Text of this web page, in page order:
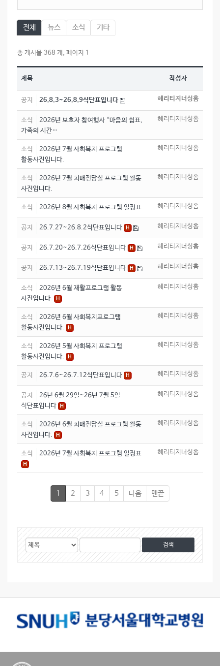
전체 뉴스 소식 기타
총 게시물 368 개, 페이지 1
제목 작성자
공지 26.8.3~26.8.9식단표입니다 헤리티지너싱홈
소식
2026년 보호자 참여행사 “마음의 쉼표,
가족의 시간…
헤리티지너싱홈
소식
2026년 7월 사회복지 프로그램
활동사진입니다.
헤리티지너싱홈
소식
2026년 7월 치매전담실 프로그램 활동
사진입니다.
헤리티지너싱홈
소식 2026년 8월 사회복지 프로그램 일정표 헤리티지너싱홈
공지 26.7.27~26.8.2식단표입니다 H 헤리티지너싱홈
공지 26.7.20~26.7.26식단표입니다 H 헤리티지너싱홈
공지 26.7.13~26.7.19식단표입니다 H 헤리티지너싱홈
소식
2026년 6월 재활프로그램 활동
사진입니다.
H
헤리티지너싱홈
소식
2026년 6월 사회복지프로그램
활동사진입니다.
H
헤리티지너싱홈
소식
2026년 5월 사회복지 프로그램
활동사진입니다.
H
헤리티지너싱홈
공지 26.7.6~26.7.12식단표입니다 H 헤리티지너싱홈
공지
26년 6월 29일~26년 7월 5일
식단표입니다
H
헤리티지너싱홈
소식
2026년 6월 치매전담실 프로그램 활동
사진입니다.
H
헤리티지너싱홈
소식 2026년 7월 사회복지 프로그램 일정표
H
헤리티지너싱홈
1 2 3 4 5 다음 맨끝
게
시
검
색
색